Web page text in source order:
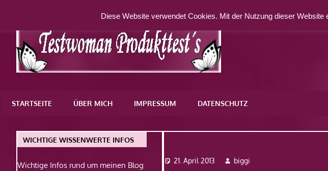
springen
WordPress-
STARTSEITE ÜBER MICH IMPRESSUM DATENSCHUTZ
21. April 2013 biggi
WICHTIGE WISSENWERTE INFOS
Wichtige Infos rund um meinen Blog
Diese Website verwendet Cookies. Mit der Nutzung dieser Website